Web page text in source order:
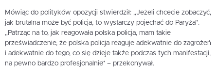
Mówiąc do polityków opozycji stwierdził: „Jeżeli chcecie zobaczyć,
jak brutalna może być policja, to wystarczy pojechać do Paryża”.
„Patrząc na to, jak reagowała polska policja, mam takie
przeświadczenie, że polska policja reaguje adekwatnie do zagrożeń
i adekwatnie do tego, co się dzieje także podczas tych manifestacji,
na pewno bardzo profesjonalnie” – przekonywał.